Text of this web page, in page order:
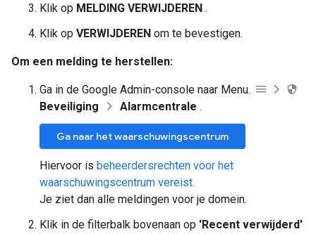
Klik op MELDING VERWIJDEREN .
Klik op VERWIJDEREN om te bevestigen.
Om een ​​melding te herstellen:
Ga in de Google Admin-console naar Menu.
Beveiliging
Alarmcentrale .
Ga naar het waarschuwingscentrum
Hiervoor is beheerdersrechten voor het
waarschuwingscentrum vereist.
Je ziet dan alle meldingen voor je domein.
Klik in de filterbalk bovenaan op 'Recent verwijderd'